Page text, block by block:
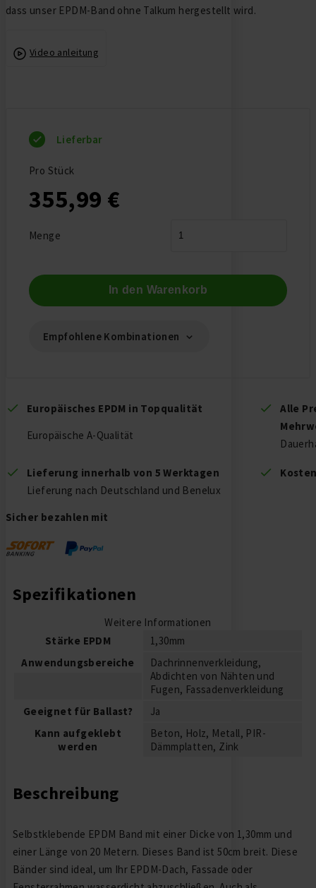
dass unser EPDM-Band ohne Talkum hergestellt wird.
Video anleitung
Lieferbar
Pro Stück
355,99 €
Menge
In den Warenkorb
Empfohlene Kombinationen
Europäisches EPDM in Topqualität
Europäische A-Qualität
Alle
Lieferung innerhalb von 5 Werktagen
Lieferung nach Deutschland und Benelux
Sicher bezahlen mit
Spezifikationen
Weitere Informationen
Stärke EPDM
1,30mm
Anwendungsbereiche
Dachrinnenverkleidung,
Abdichten von Nähten und
Fugen, Fassadenverkleidung
Geeignet für Ballast?
Ja
Kann aufgeklebt
werden
Beton, Holz, Metall, PIR-
Dämmplatten, Zink
Beschreibung
Selbstklebende EPDM Band mit einer Dicke von 1,30mm und
einer Länge von 20 Metern. Dieses Band ist 50cm breit. Diese
Bänder sind ideal, um Ihr EPDM-Dach, Fassade oder